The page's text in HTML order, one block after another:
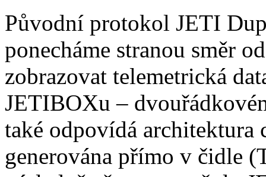
Původní protokol JETI
ponecháme stranou směr
zobrazovat telemetrická
JETIBOXu –
také odpovídá architektura
generována přímo v čidle